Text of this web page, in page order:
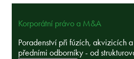
Korporátní právo a M&A
Poradenství při fúzích, akvizicích
předními odborníky - od